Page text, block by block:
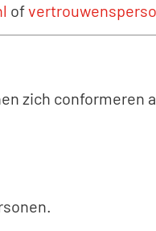
of
zich